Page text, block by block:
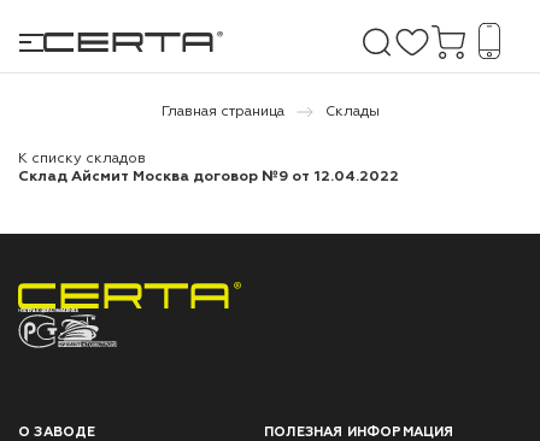
покрытия
и дачи
бетону,
Главная страница Склады
К списку складов
Склад Айсмит Москва договор №9 от 12.04.2022
НПП «СПЕКТР» ЗАВОД ЛАКОКРАСОЧНЫХ МАТЕРИАЛОВ
О ЗАВОДЕ ПОЛЕЗНАЯ ИНФОРМАЦИЯ